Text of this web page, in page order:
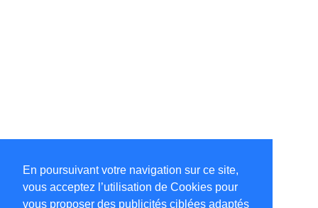
En poursuivant votre navigation sur ce site,
vous acceptez l’utilisation de Cookies pour
vous proposer des publicités ciblées adaptés